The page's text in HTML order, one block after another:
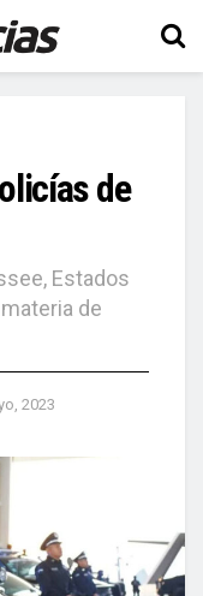
de
Estados
de
2023